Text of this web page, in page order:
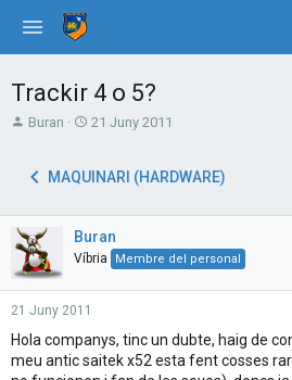
Trackir 4 o 5?
T
e
d
s
t
a
t
e
r
Buran
S
r
d
a
t
21 Juny 2011
MAQUINARI (HARDWARE)
Buran
Víbria Membre del personal
21 Juny 2011
Hola companys, tinc un dubte, haig de
meu antic saitek x52 esta fent cosses